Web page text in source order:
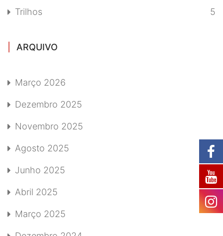
Trilhos 5
ARQUIVO
Março 2026
Dezembro 2025
Novembro 2025
Agosto 2025
Junho 2025
Abril 2025
Março 2025